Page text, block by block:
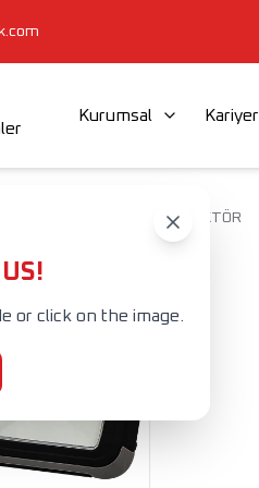
Kurumsal Kariyer
or click on the image.
ŞARJLI LED PROJEKTÖR